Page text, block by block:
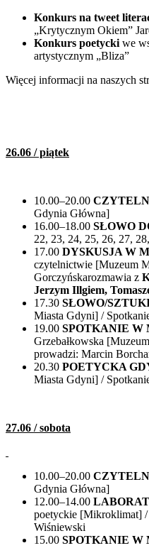
Konkurs na tweet
„Krytycznym Okiem”
Konkurs poetycki we
artystycznym „Bliza”
Więcej informacji na naszych
26.06 / piątek
10.00–20.00
Gdynia Główna]
16.00–18.00 SŁOWO
22, 23, 24, 25, 26, 27,
17.00 DYSKUSJA W
czytelnictwie [Muzeum
Gorczyńskarozmawia z
Jerzym Illgiem,
17.30 SŁOWO/
Miasta Gdyni] /
19.00 SPOTKANIE W
Grzebałkowska
prowadzi: Marcin
20.30 POETYCKA
Miasta Gdyni] /
27.06 / sobota
10.00–20.00
Gdynia Główna]
12.00–14.00
poetyckie [Mikroklimat] /
Wiśniewski
15.00 SPOTKANIE W